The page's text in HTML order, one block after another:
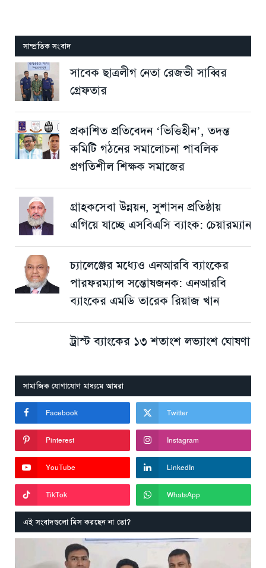
সাম্প্রতিক সংবাদ
সাবেক ছাত্রলীগ নেতা রেজভী সাব্বির
গ্রেফতার
প্রকাশিত প্রতিবেদন ‘ভিত্তিহীন’, তদন্ত
কমিটি গঠনের সমালোচনা পাবলিক
প্রগতিশীল শিক্ষক সমাজের
গ্রাহকসেবা উন্নয়ন, সুশাসন প্রতিষ্ঠায়
এগিয়ে যাচ্ছে এসবিএসি ব্যাংক: চেয়ারম্যান
চ্যালেঞ্জের মধ্যেও এনআরবি ব্যাংকের
পারফরম্যান্স সন্তোষজনক: এনআরবি
ব্যাংকের এমডি তারেক রিয়াজ খান
ট্রাস্ট ব্যাংকের ১৩ শতাংশ লভ্যাংশ ঘোষণা
সামাজিক যোগাযোগ মাধ্যমে আমরা
Facebook Twitter
Pinterest Instagram
YouTube LinkedIn
TikTok WhatsApp
এই সংবাদগুলো মিস করছেন না তো?